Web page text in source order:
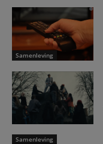
Samenleving
Samenleving